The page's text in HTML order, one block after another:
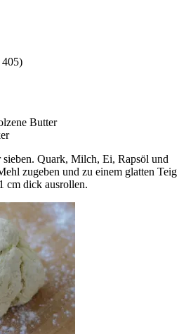
405)
Butter
Quark, Milch, Ei, Rapsöl und
zugeben und zu einem glatten Teig
cm dick ausrollen.